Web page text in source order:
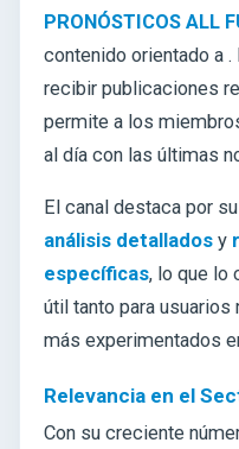
PRONÓSTICOS ALL
contenido orientado a .
recibir publicaciones
permite a los
al día con las últimas
El canal destaca por
análisis detallados y
específicas, lo que lo
útil tanto para
más experimentados
Relevancia en el
Con su creciente